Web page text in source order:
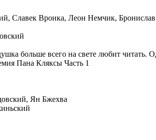
Славек Вронка, Леон Немчик,
больше всего на свете любит читать.
Ян Бжехва